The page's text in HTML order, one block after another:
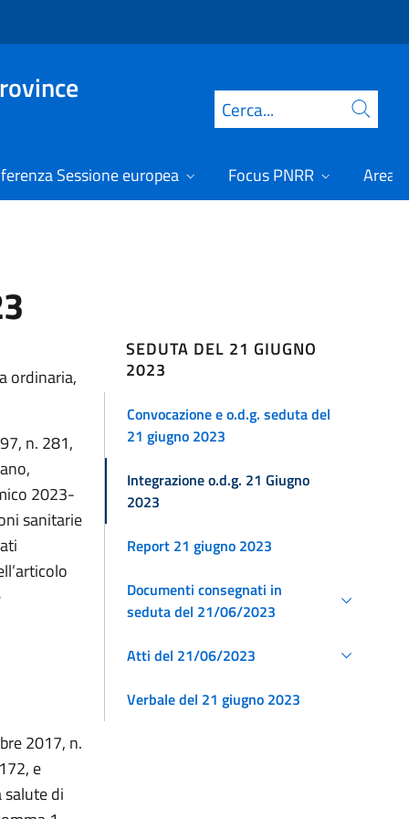
Cerca
Sessione europea Focus PNRR Area
ordinaria,
n. 281,
2023-
sanitarie
2017, n.
e
di
SEDUTA DEL 21 GIUGNO
2023
Convocazione e o.d.g. seduta del
21 giugno 2023
Integrazione o.d.g. 21 Giugno
2023
Report 21 giugno 2023
Documenti consegnati in
seduta del 21/06/2023
Atti del 21/06/2023
Verbale del 21 giugno 2023